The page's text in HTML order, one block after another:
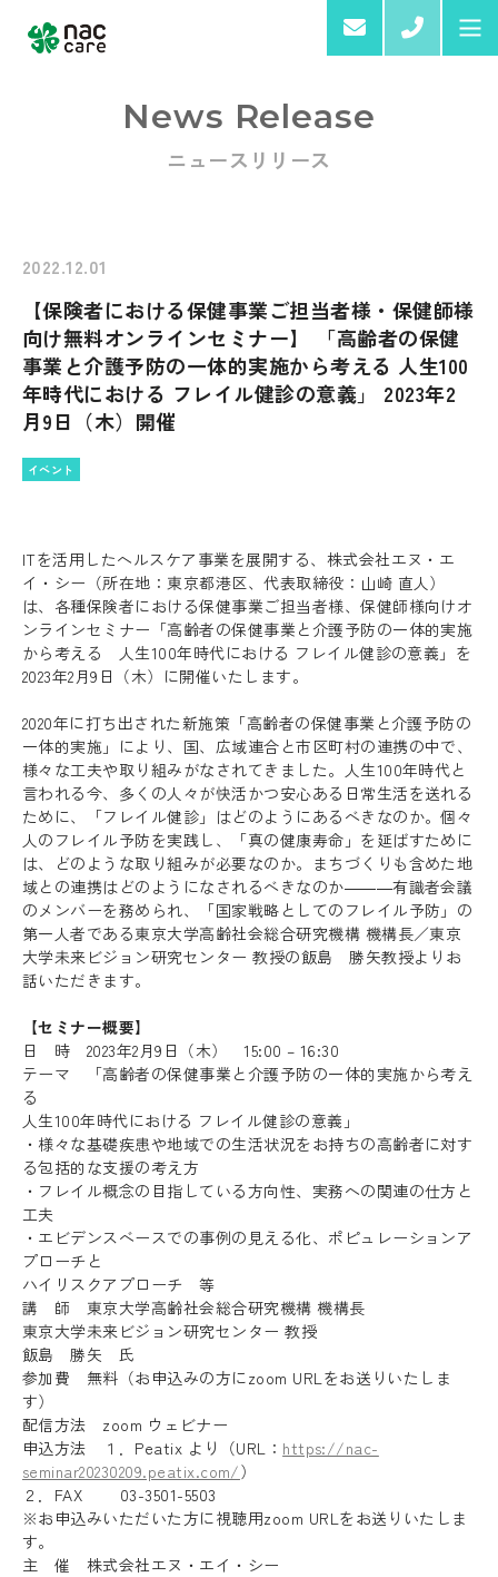
03-
About us
Services & Products
News Release
ニュースリリース
2022.12.01
【保険者における保健事業ご担当者様・保健師様
向け無料オンラインセミナー】 「高齢者の保健
事業と介護予防の一体的実施から考える 人生100
年時代における フレイル健診の意義」 2023年2
月9日（木）開催
イベント
ITを活用したヘルスケア事業を展開する、株式会社エヌ・エ
イ・シー（所在地：東京都港区、代表取締役：山崎 直人）
は、各種保険者における保健事業ご担当者様、保健師様向けオ
ンラインセミナー「高齢者の保健事業と介護予防の一体的実施
から考える 人生100年時代における フレイル健診の意義」を
2023年2月9日（木）に開催いたします。
2020年に打ち出された新施策「高齢者の保健事業と介護予防の
一体的実施」により、国、広域連合と市区町村の連携の中で、
様々な工夫や取り組みがなされてきました。人生100年時代と
言われる今、多くの人々が快活かつ安心ある日常生活を送れる
ために、「フレイル健診」はどのようにあるべきなのか。個々
人のフレイル予防を実践し、「真の健康寿命」を延ばすために
は、どのような取り組みが必要なのか。まちづくりも含めた地
域との連携はどのようになされるべきなのか―――有識者会議
のメンバーを務められ、「国家戦略としてのフレイル予防」の
第一人者である東京大学高齢社会総合研究機構 機構長／東京
大学未来ビジョン研究センター 教授の飯島 勝矢教授よりお
話いただきます。
【セミナー概要】
日 時 2023年2月9日（木） 15:00 – 16:30
テーマ 「高齢者の保健事業と介護予防の一体的実施から考え
る
人生100年時代における フレイル健診の意義」
・様々な基礎疾患や地域での生活状況をお持ちの高齢者に対す
る包括的な支援の考え方
・フレイル概念の目指している方向性、実務への関連の仕方と
工夫
・エビデンスベースでの事例の見える化、ポピュレーションア
プローチと
ハイリスクアプローチ 等
講 師 東京大学高齢社会総合研究機構 機構長
東京大学未来ビジョン研究センター 教授
飯島 勝矢 氏
参加費 無料（お申込みの方にzoom URLをお送りいたしま
す）
配信方法 zoom ウェビナー
申込方法 １．Peatix より（URL： https://nac-
seminar20230209.peatix.com/）
２．FAX 03-3501-5503
※お申込みいただいた方に視聴用zoom URLをお送りいたしま
す。
主 催 株式会社エヌ・エイ・シー